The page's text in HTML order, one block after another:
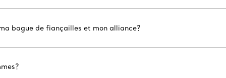
bague de fiançailles et mon alliance?